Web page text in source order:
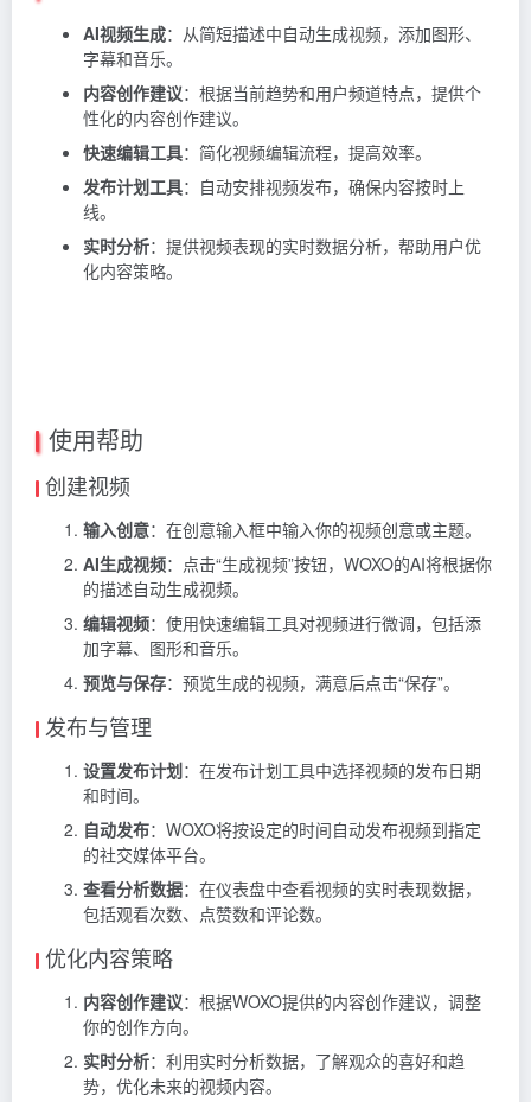
AI视频生成：从简短描述中自动生成视频，添加图形、
字幕和音乐。
内容创作建议：根据当前趋势和用户频道特点，提供个
性化的内容创作建议。
快速编辑工具：简化视频编辑流程，提高效率。
发布计划工具：自动安排视频发布，确保内容按时上
线。
实时分析：提供视频表现的实时数据分析，帮助用户优
化内容策略。
使用帮助
创建视频
输入创意：在创意输入框中输入你的视频创意或主题。
AI生成视频：点击“生成视频”按钮，WOXO的AI将根据你
的描述自动生成视频。
编辑视频：使用快速编辑工具对视频进行微调，包括添
加字幕、图形和音乐。
预览与保存：预览生成的视频，满意后点击“保存”。
发布与管理
设置发布计划：在发布计划工具中选择视频的发布日期
和时间。
自动发布：WOXO将按设定的时间自动发布视频到指定
的社交媒体平台。
查看分析数据：在仪表盘中查看视频的实时表现数据，
包括观看次数、点赞数和评论数。
优化内容策略
内容创作建议：根据WOXO提供的内容创作建议，调整
你的创作方向。
实时分析：利用实时分析数据，了解观众的喜好和趋
势，优化未来的视频内容。